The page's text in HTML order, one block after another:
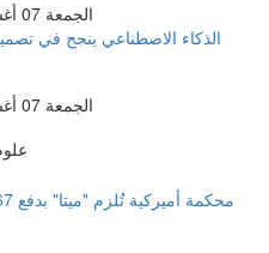
الجمعة 07 أغسطس 2026 10:38 مساءً
الذكاء الاصطناعي ينجح في
الجمعة 07 أغسطس 2026 03:29 مساءً